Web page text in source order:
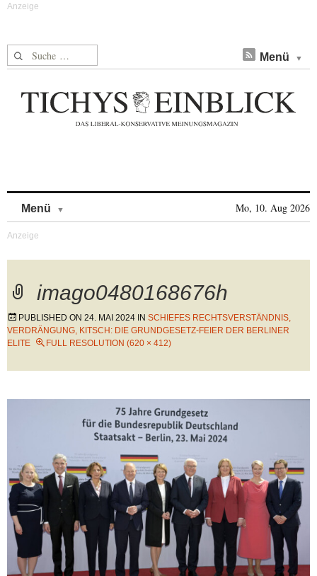
Suche nach: Menü
Menü Mo, 10. Aug 2026
imago0480168676h
PUBLISHED ON 24. MAI 2024 IN SCHIEFES RECHTSVERSTÄNDNIS,
VERDRÄNGUNG, KITSCH: DIE GRUNDGESETZ-FEIER DER BERLINER
ELITE
FULL RESOLUTION (620 × 412)